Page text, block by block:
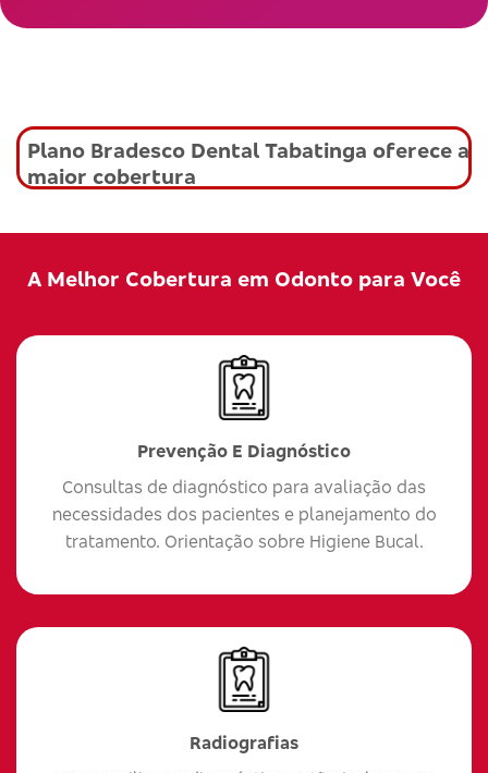
Plano Bradesco Dental Tabatinga oferece a
maior cobertura
A Melhor Cobertura em Odonto para Você
Prevenção E Diagnóstico
Consultas de diagnóstico para avaliação das
necessidades dos pacientes e planejamento do
tratamento. Orientação sobre Higiene Bucal.
Radiografias